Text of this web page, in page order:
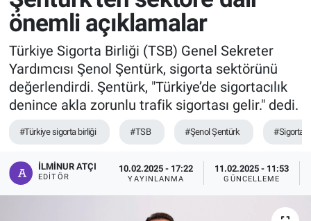
önemli açıklamalar
Türkiye Sigorta Birliği (TSB) Genel Sekreter
Yardımcısı Şenol Şentürk, sigorta sektörünü
değerlendirdi. Şentürk, "Türkiye’de sigortacılık
denince akla zorunlu trafik sigortası gelir." dedi.
#Türkiye sigorta birliği #TSB #Şenol Şentürk #Sigorta
İLMINUR ATÇI
EDITÖR
10.02.2025 - 17:22
YAYINLANMA
11.02.2025 - 11:53
GÜNCELLEME
Süper Lig Puan Durumu ve Fikstür
Tüm Manşetler
Son Dakika Haberleri
Haber Arşivi